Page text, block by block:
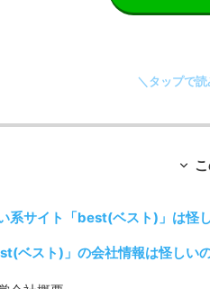
＼タップで
系サイト「best(ベスト)」は怪
ベスト)」の会社情報は怪しい